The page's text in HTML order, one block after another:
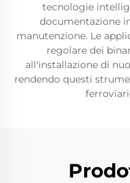
tecnologie
documentazione
manutenzione. Le
regolare dei
all'installazione di
rendendo questi